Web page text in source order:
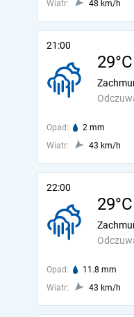
Wiatr:
48 km/h
21:00
29°C
Opad: 2 mm
Wiatr:
43 km/h
22:00
29°C
Opad: 11.8 mm
Wiatr:
43 km/h